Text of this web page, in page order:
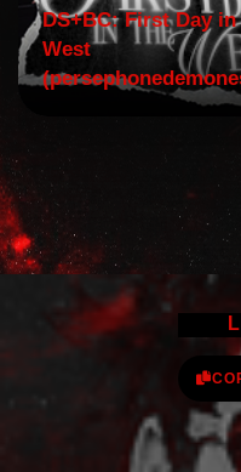
DS+BC: First Day in
West